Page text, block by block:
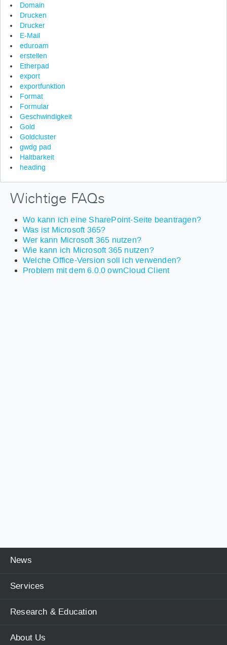
Domain
Drucken
Drucker
E-Mail
eduroam
erstellen
Etherpad
export
exportfunktion
Format
Formular
Geschwindigkeit
Gold
Goldcluster
gwdg pad
Haltbarkeit
heading
Wichtige FAQs
Wo kann ich eine SharePoint-Seite beantragen?
Was ist Microsoft 365?
Wer kann Microsoft 365 nutzen?
Wie kann ich Microsoft 365 nutzen?
Welche Office-Version soll ich verwenden?
Problem mit dem 6.0.0 ownCloud Client
News
Services
Research & Education
About Us